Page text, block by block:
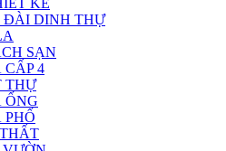
KẾ
ĐÀI DINH THỰ
SẠN
4
THỰ
ỐNG
PHỐ